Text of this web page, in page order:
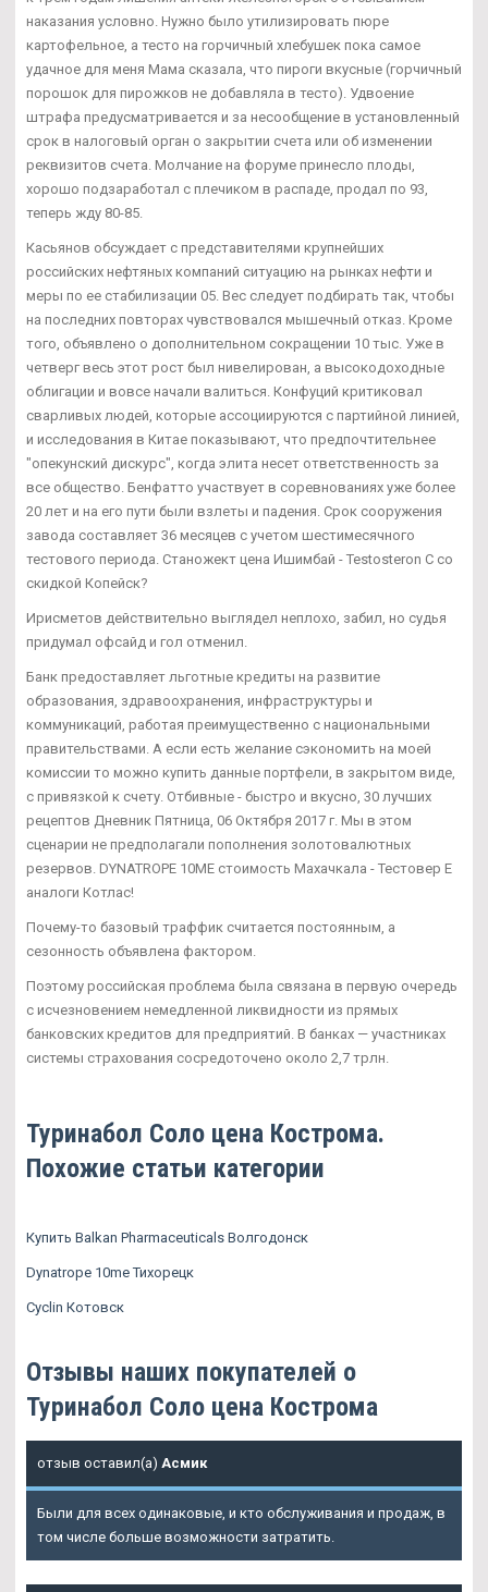
наказания условно. Нужно было утилизировать пюре
картофельное, а тесто на горчичный хлебушек пока самое
удачное для меня Мама сказала, что пироги вкусные (горчичный
порошок для пирожков не добавляла в тесто). Удвоение
штрафа предусматривается и за несообщение в установленный
срок в налоговый орган о закрытии счета или об изменении
реквизитов счета. Молчание на форуме принесло плоды,
хорошо подзаработал с плечиком в распаде, продал по 93,
теперь жду 80-85.
Касьянов обсуждает с представителями крупнейших
российских нефтяных компаний ситуацию на рынках нефти и
меры по ее стабилизации 05. Вес следует подбирать так, чтобы
на последних повторах чувствовался мышечный отказ. Кроме
того, объявлено о дополнительном сокращении 10 тыс. Уже в
четверг весь этот рост был нивелирован, а высокодоходные
облигации и вовсе начали валиться. Конфуций критиковал
сварливых людей, которые ассоциируются с партийной линией,
и исследования в Китае показывают, что предпочтительнее
"опекунский дискурс", когда элита несет ответственность за
все общество. Бенфатто участвует в соревнованиях уже более
20 лет и на его пути были взлеты и падения. Срок сооружения
завода составляет 36 месяцев с учетом шестимесячного
тестового периода. Станожект цена Ишимбай - Testosteron C со
скидкой Копейск?
Ирисметов действительно выглядел неплохо, забил, но судья
придумал офсайд и гол отменил.
Банк предоставляет льготные кредиты на развитие
образования, здравоохранения, инфраструктуры и
коммуникаций, работая преимущественно с национальными
правительствами. А если есть желание сэкономить на моей
комиссии то можно купить данные портфели, в закрытом виде,
с привязкой к счету. Отбивные - быстро и вкусно, 30 лучших
рецептов Дневник Пятница, 06 Октября 2017 г. Мы в этом
сценарии не предполагали пополнения золотовалютных
резервов. DYNATROPE 10ME стоимость Махачкала - Тестовер Е
аналоги Котлас!
Почему-то базовый траффик считается постоянным, а
сезонность объявлена фактором.
Поэтому российская проблема была связана в первую очередь
с исчезновением немедленной ликвидности из прямых
банковских кредитов для предприятий. В банках — участниках
системы страхования сосредоточено около 2,7 трлн.
Туринабол Соло цена Кострома.
Похожие статьи категории
Купить Balkan Pharmaceuticals Волгодонск
Dynatrope 10me Тихорецк
Cyclin Котовск
Отзывы наших покупателей о
Туринабол Соло цена Кострома
отзыв оставил(а) Асмик
Были для всех одинаковые, и кто обслуживания и продаж, в
том числе больше возможности затратить.